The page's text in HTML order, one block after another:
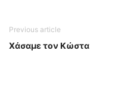
Previous article
Χάσαμε τον Κώστα